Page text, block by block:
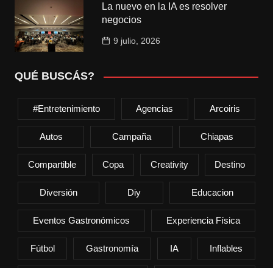
La nuevo en la IA es resolver
negocios
9 julio, 2026
QUÉ BUSCÁS?
#entretenimiento Agencias Arcoiris
Autos Campaña Chiapas
Compartible Copa Creativity Destino
Diversión Diy Educacion
Eventos Gastronómicos Experiencia Física
Fútbol Gastronomía IA Inflables